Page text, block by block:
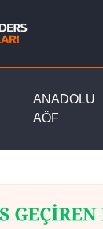
ANADOLU
AÖF